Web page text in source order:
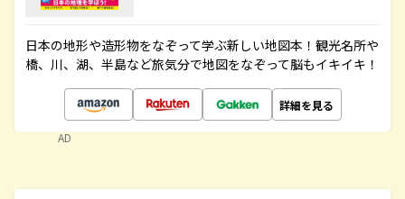
日本の地形や造形物をなぞって学ぶ新しい地図本！観光名所や
橋、川、湖、半島など旅気分で地図をなぞって脳もイキイキ！
詳細を見る
AD